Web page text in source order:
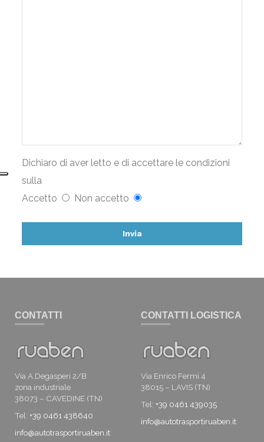
Dichiaro di aver letto e di accettare le condizioni
sulla
Accetto
Non accetto
CONTATTI
Via A.Degasperi 2/B
zona industriale
38073 – CAVEDINE (TN)
Tel: +39 0461 438640
info@autotrasportiruaben.it
CONTATTI LOGISTICA
Via Enrico Fermi 4
38015 – LAVIS (TN)
Tel: +39 0461 439035
info@autotrasportiruaben.it